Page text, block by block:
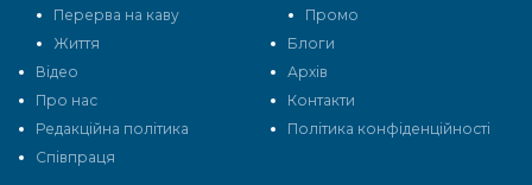
Перерва на каву
Промо
Життя
Блоги
Відео
Архів
Про нас
Контакти
Редакційна політика
Політика конфіденційності
Cпівпраця